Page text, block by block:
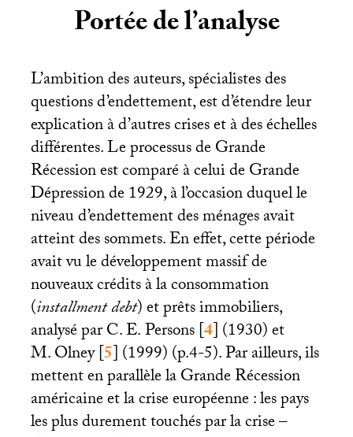
Portée de l’analyse
L’ambition des auteurs, spécialistes des
questions d’endettement, est d’étendre leur
explication à d’autres crises et à des échelles
différentes. Le processus de Grande
Récession est comparé à celui de Grande
Dépression de 1929, à l’occasion duquel le
niveau d’endettement des ménages avait
atteint des sommets. En effet, cette période
avait vu le développement massif de
nouveaux crédits à la consommation
(installment debt) et prêts immobiliers,
analysé parC. E.Persons[4](1930) et
M. Olney[5](1999) (p.4-5). Par ailleurs, ils
mettent en parallèle la Grande Récession
américaine et la crise européenne : les pays
les plus durement touchés par la crise –